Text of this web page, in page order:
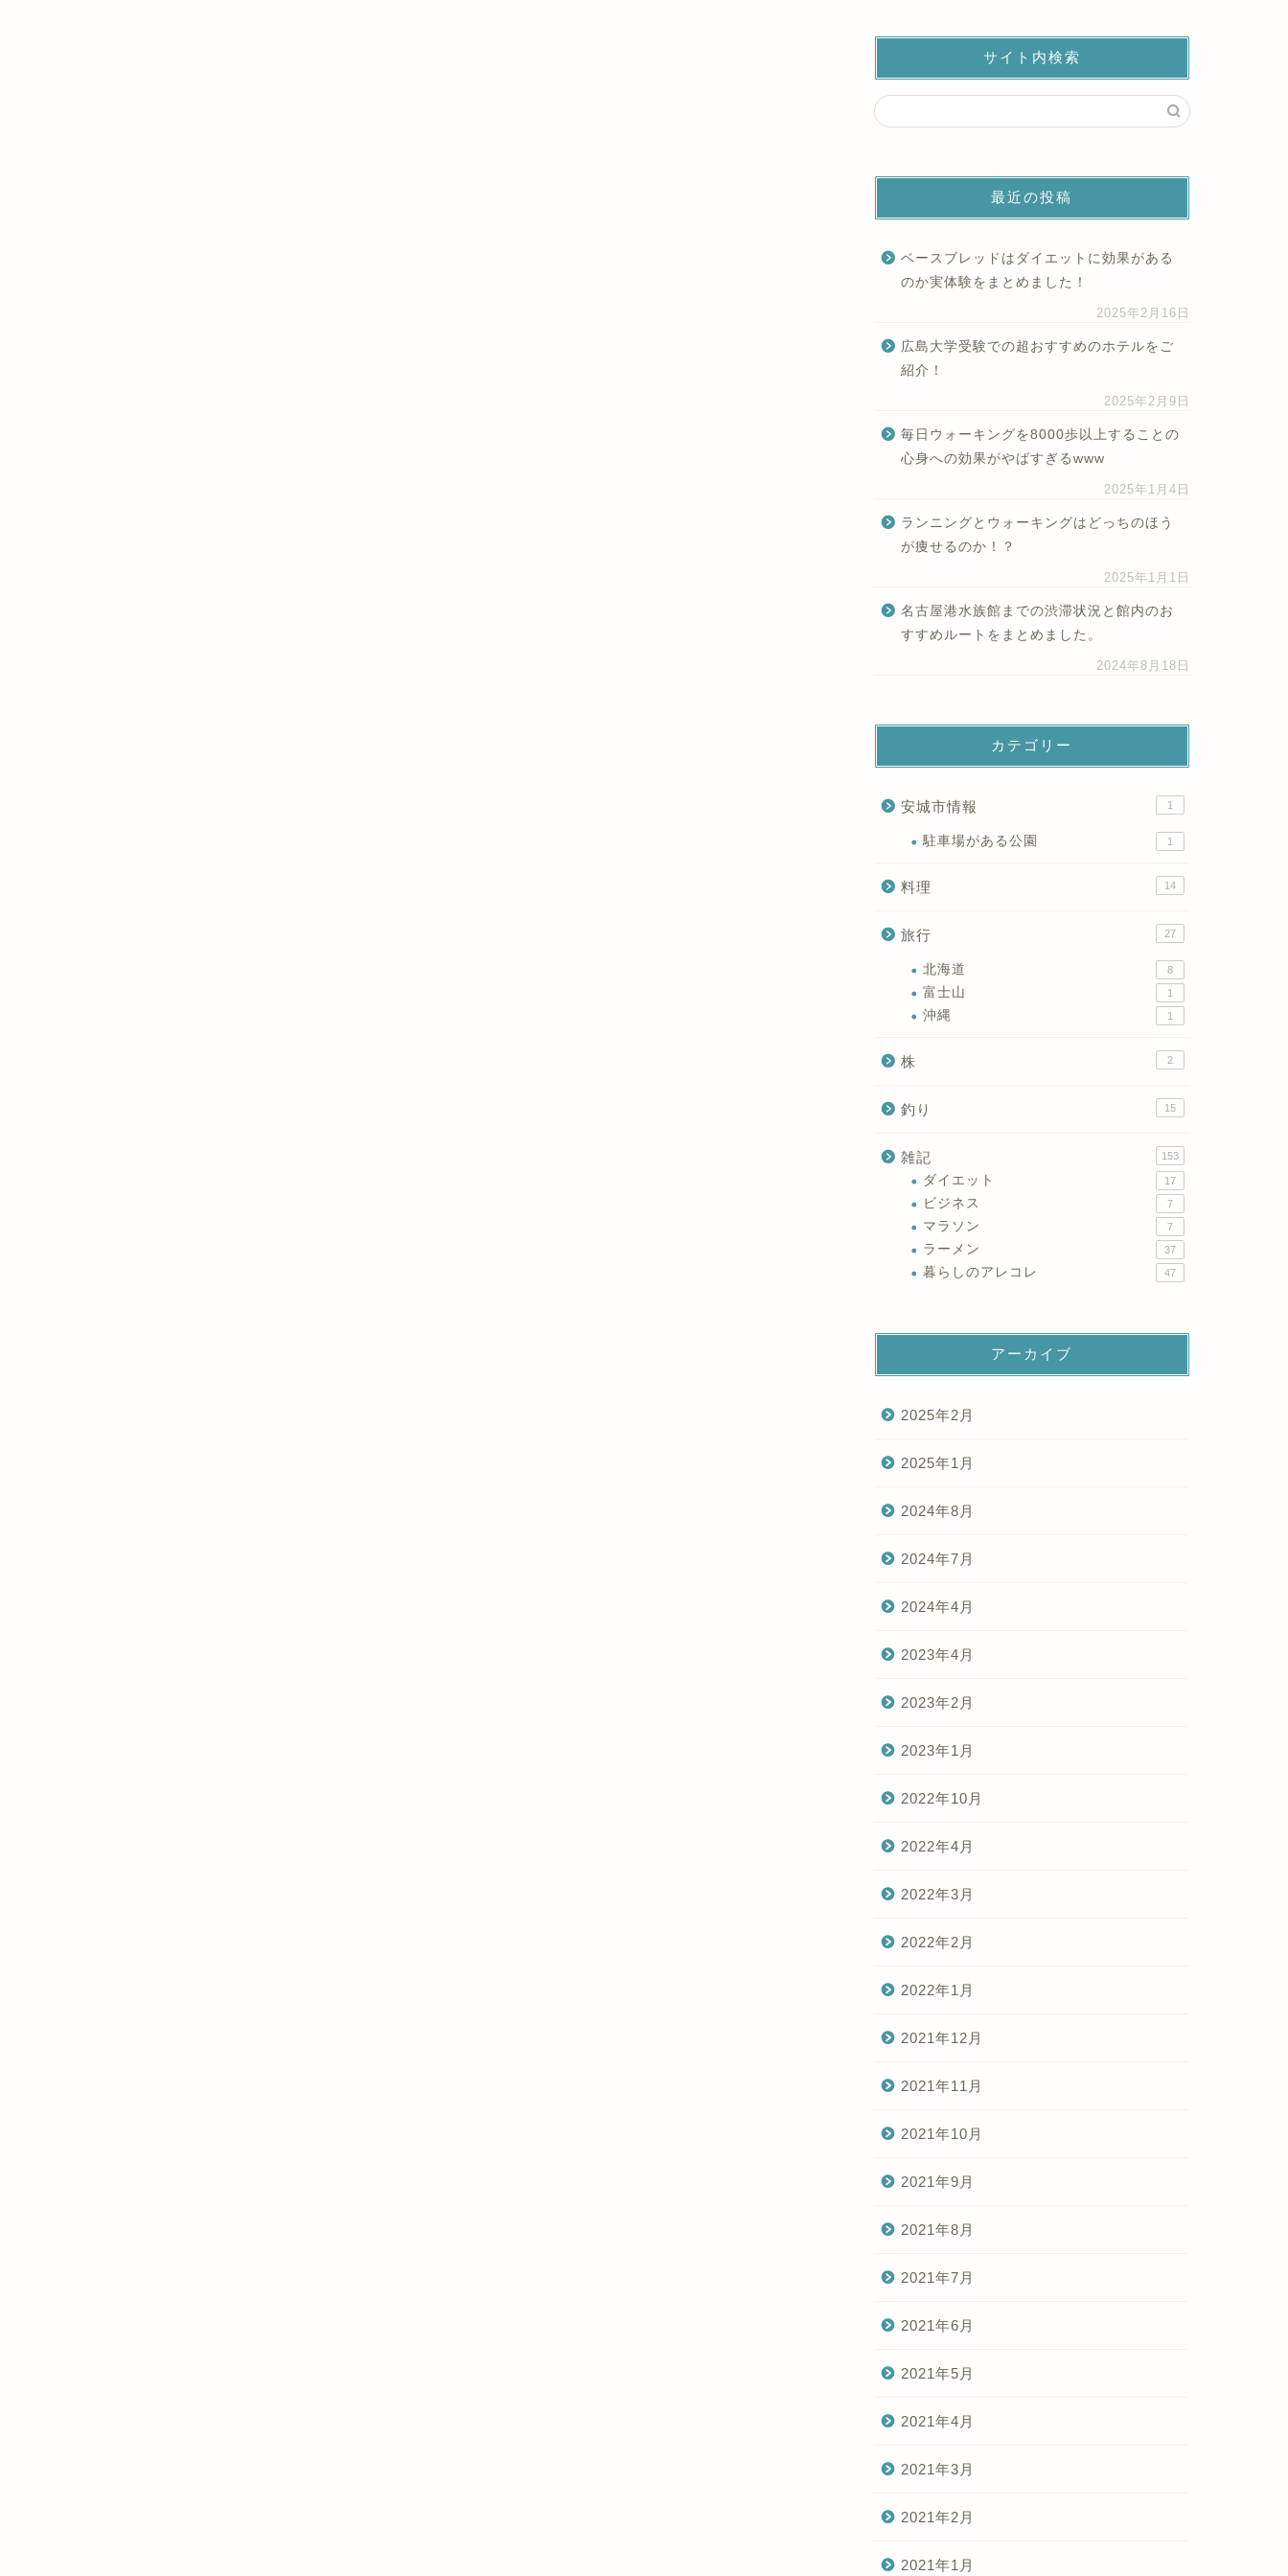
サイト内検索
最近の投稿
ベースブレッドはダイエットに効果がある
のか実体験をまとめました！
2025年2月16日
広島大学受験での超おすすめのホテルをご
紹介！
2025年2月9日
毎日ウォーキングを8000歩以上することの
心身への効果がやばすぎるwww
2025年1月4日
ランニングとウォーキングはどっちのほう
が痩せるのか！？
2025年1月1日
名古屋港水族館までの渋滞状況と館内のお
すすめルートをまとめました。
2024年8月18日
カテゴリー
安城市情報 1
駐車場がある公園 1
料理 14
旅行 27
北海道 8
富士山 1
沖縄 1
株 2
釣り 15
雑記 153
ダイエット 17
ビジネス 7
マラソン 7
ラーメン 37
暮らしのアレコレ 47
アーカイブ
2025年2月
2025年1月
2024年8月
2024年7月
2024年4月
2023年4月
2023年2月
2023年1月
2022年10月
2022年4月
2022年3月
2022年2月
2022年1月
2021年12月
2021年11月
2021年10月
2021年9月
2021年8月
2021年7月
2021年6月
2021年5月
2021年4月
2021年3月
2021年2月
2021年1月